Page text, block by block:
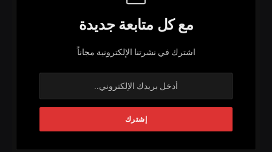
مع كل متابعة جديدة
اشترك في نشرتنا الإلكترونية مجاناً